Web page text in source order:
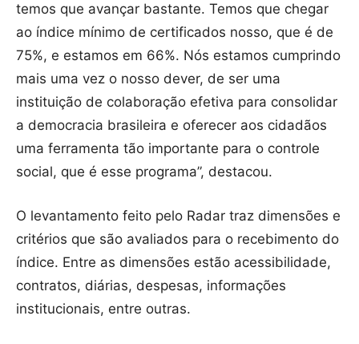
temos que avançar bastante. Temos que chegar
ao índice mínimo de certificados nosso, que é de
75%, e estamos em 66%. Nós estamos cumprindo
mais uma vez o nosso dever, de ser uma
instituição de colaboração efetiva para consolidar
a democracia brasileira e oferecer aos cidadãos
uma ferramenta tão importante para o controle
social, que é esse programa”, destacou.
O levantamento feito pelo Radar traz dimensões e
critérios que são avaliados para o recebimento do
índice. Entre as dimensões estão acessibilidade,
contratos, diárias, despesas, informações
institucionais, entre outras.